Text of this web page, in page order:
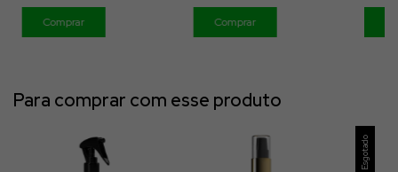
Para comprar com esse produto
Esgotado